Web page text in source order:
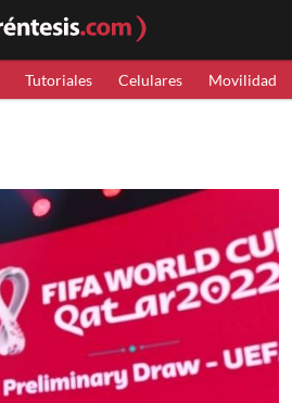
Tutoriales Celulares Movilidad